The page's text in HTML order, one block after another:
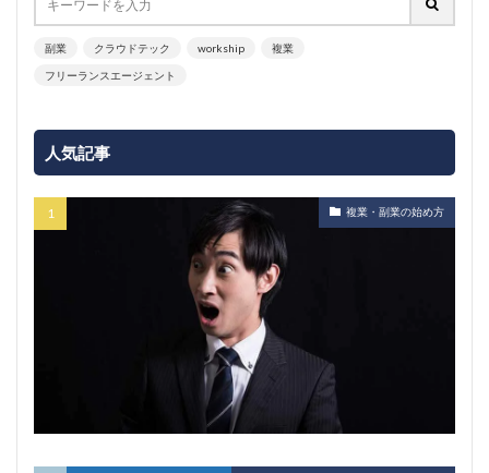
副業 クラウドテック workship 複業
フリーランスエージェント
人気記事
複業・副業の始め方